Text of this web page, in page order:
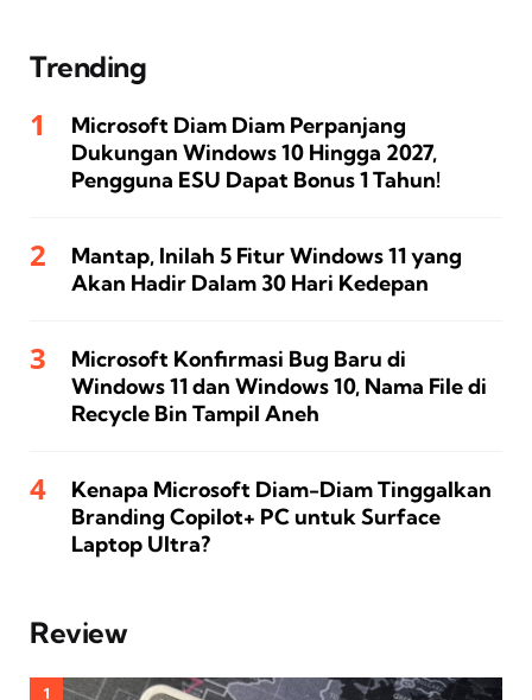
Trending
Microsoft Diam Diam Perpanjang
Dukungan Windows 10 Hingga 2027,
Pengguna ESU Dapat Bonus 1 Tahun!
Mantap, Inilah 5 Fitur Windows 11 yang
Akan Hadir Dalam 30 Hari Kedepan
Microsoft Konfirmasi Bug Baru di
Windows 11 dan Windows 10, Nama File di
Recycle Bin Tampil Aneh
Kenapa Microsoft Diam-Diam Tinggalkan
Branding Copilot+ PC untuk Surface
Laptop Ultra?
Review